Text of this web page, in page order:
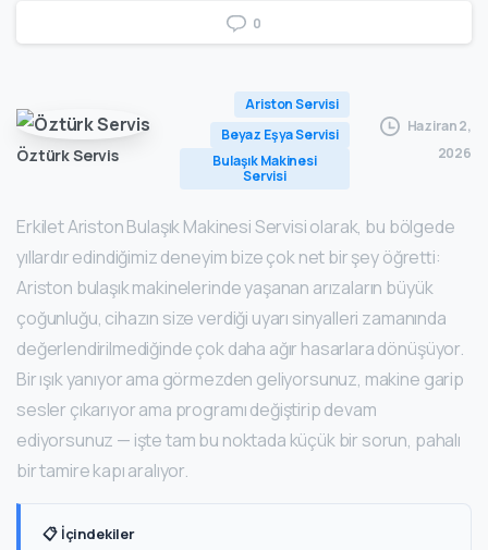
0
Öztürk Servis
Ariston Servisi
Beyaz Eşya Servisi
Bulaşık Makinesi
Servisi
Haziran 2,
2026
Erkilet Ariston Bulaşık Makinesi Servisi olarak, bu bölgede
yıllardır edindiğimiz deneyim bize çok net bir şey öğretti:
Ariston bulaşık makinelerinde yaşanan arızaların büyük
çoğunluğu, cihazın size verdiği uyarı sinyalleri zamanında
değerlendirilmediğinde çok daha ağır hasarlara dönüşüyor.
Bir ışık yanıyor ama görmezden geliyorsunuz, makine garip
sesler çıkarıyor ama programı değiştirip devam
ediyorsunuz — işte tam bu noktada küçük bir sorun, pahalı
bir tamire kapı aralıyor.
📋 İçindekiler